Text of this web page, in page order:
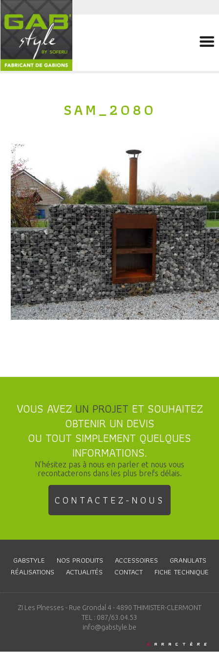
SAM_2080
VOUS AVEZ UN PROJET ET SOUHAITEZ
OBTENIR UN DEVIS
OU TOUT SIMPLEMENT QUELQUES
INFORMATIONS.
N'hésitez pas à nous en parler et nous vous
recontacterons dans les plus brefs délais.
CONTACTEZ-NOUS
GABSTYLE NOS PRODUITS ACCESSOIRES
GRANULATS
RÉALISATIONS
ACTUALITÉS CONTACT FICHE TECHNIQUE
ZI Les Plnesses - Rue Grondal 4 - 4890 THIMISTER-CLERMONT
TEL : 087/63.04.53
info@gabstyle.be